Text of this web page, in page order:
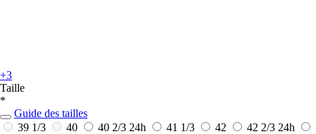
+3
Taille
*
Guide des tailles
39 1/3
40 40 2/3 24h 41 1/3 42 42 2/3 24h